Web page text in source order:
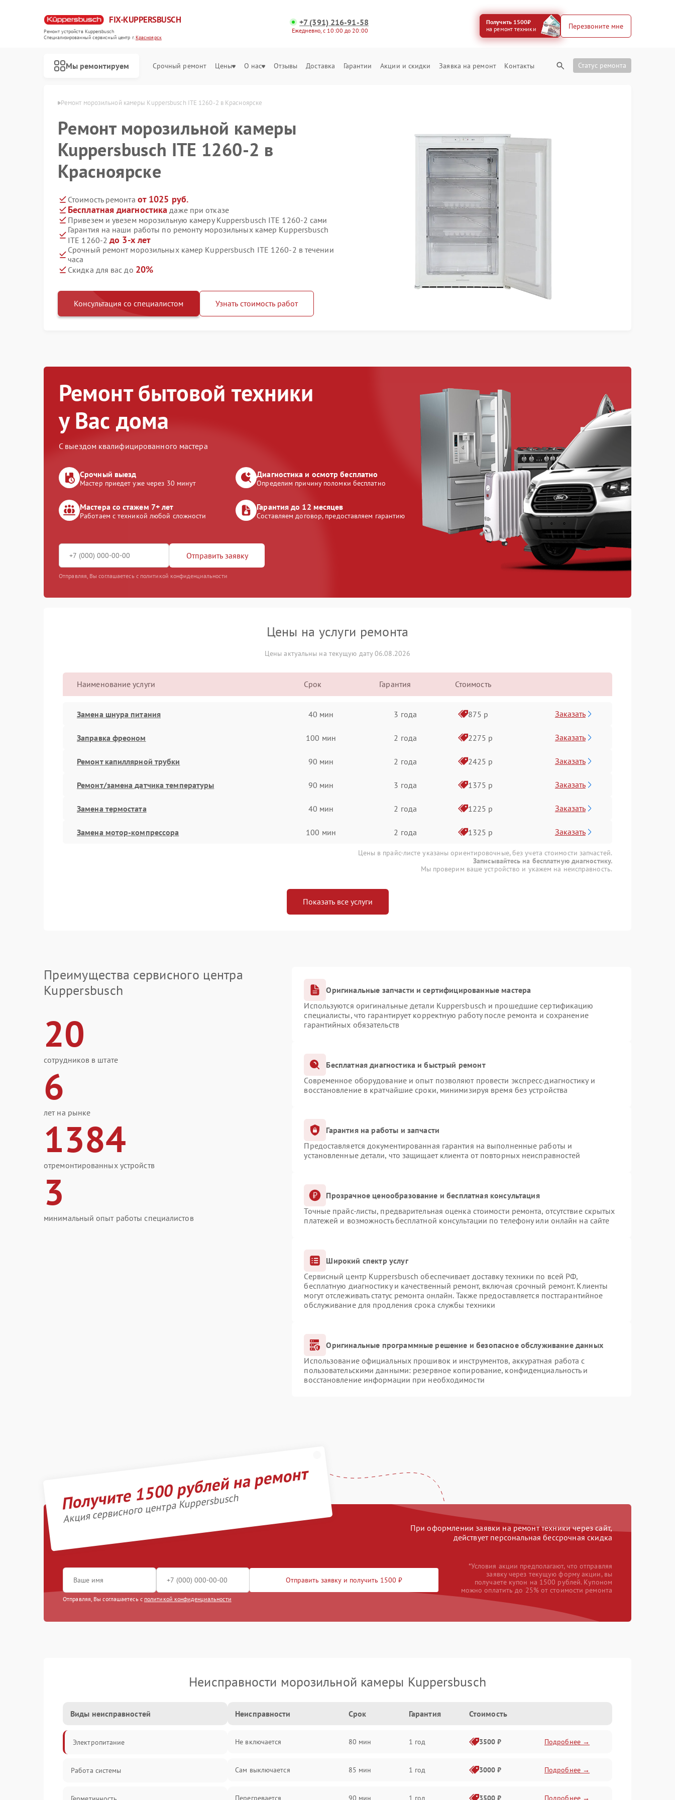
FIX-KUPPERSBUSCH
Ремонт устройств Kuppersbusch
Специализированный cервисный центр г.Красноярск
+7 (391) 216-91-58
Ежедневно, с 10:00 до 20:00
Получить 1500₽
на ремонт техники
Перезвоните мне
Мы ремонтируем Срочный ремонт Цены О нас Отзывы Доставка Гарантии Акции и скидки Заявка на ремонт Контакты Статус ремонта
Ремонт морозильной камеры Kuppersbusch ITE 1260-2 в Красноярске
Ремонт морозильной камеры
Kuppersbusch ITE 1260-2 в
Красноярске
Стоимость ремонта от 1025 руб.
Бесплатная диагностика даже при отказе
Привезем и увезем морозильную камеру Kuppersbusch ITE 1260-2 сами
Гарантия на наши работы по ремонту морозильных камер Kuppersbusch
ITE 1260-2до 3-х лет
Срочный ремонт морозильных камер Kuppersbusch ITE 1260-2 в течении
часа
Скидка для вас до 20%
Консультация со специалистом Узнать стоимость работ
Ремонт бытовой техники
у Вас дома
С выездом квалифицированного мастера
Срочный выезд
Мастер приедет уже через 30 минут
Диагностика и осмотр бесплатно
Определим причину поломки бесплатно
Мастера со стажем 7+ лет
Работаем с техникой любой сложности
Гарантия до 12 месяцев
Составляем договор, предоставляем гарантию
Отправить заявку
Отправляя, Вы соглашаетесь с политикой конфиденциальности
Цены на услуги ремонта
Цены актуальны на текущую дату 06.08.2026
Наименование услуги Срок Гарантия Стоимость
Замена шнура питания 40 мин 3 года 875 р Заказать
Заправка фреоном 100 мин 2 года 2275 р Заказать
Ремонт капиллярной трубки 90 мин 2 года 2425 р Заказать
Ремонт/замена датчика температуры 90 мин 3 года 1375 р Заказать
Замена термостата 40 мин 2 года 1225 р Заказать
Замена мотор-компрессора 100 мин 2 года 1325 р Заказать
Цены в прайс-листе указаны ориентировочные, без учета стоимости запчастей.
Записывайтесь на бесплатную диагностику.
Мы проверим ваше устройство и укажем на неисправность.
Показать все услуги
Преимущества сервисного центра
Kuppersbusch
20
сотрудников в штате
6
лет на рынке
1384
отремонтированных устройств
3
минимальный опыт работы специалистов
Оригинальные запчасти и сертифицированные мастера
Используются оригинальные детали Kuppersbusch и прошедшие сертификацию
специалисты, что гарантирует корректную работу после ремонта и сохранение
гарантийных обязательств
Бесплатная диагностика и быстрый ремонт
Современное оборудование и опыт позволяют провести экспресс-диагностику и
восстановление в кратчайшие сроки, минимизируя время без устройства
Гарантия на работы и запчасти
Предоставляется документированная гарантия на выполненные работы и
установленные детали, что защищает клиента от повторных неисправностей
Прозрачное ценообразование и бесплатная консультация
Точные прайс-листы, предварительная оценка стоимости ремонта, отсутствие скрытых
платежей и возможность бесплатной консультации по телефону или онлайн на сайте
Широкий спектр услуг
Сервисный центр Kuppersbusch обеспечивает доставку техники по всей РФ,
бесплатную диагностику и качественный ремонт, включая срочный ремонт. Клиенты
могут отслеживать статус ремонта онлайн. Также предоставляется постгарантийное
обслуживание для продления срока службы техники
Оригинальные программные решение и безопасное обслуживание данных
Использование официальных прошивок и инструментов, аккуратная работа с
пользовательскими данными: резервное копирование, конфиденциальность и
восстановление информации при необходимости
Получите 1500 рублей на ремонт
Акция сервисного центра Kuppersbusch
При оформлении заявки на ремонт техники через сайт,
действует персональная бессрочная скидка
Отправить заявку и получить 1500 ₽
Отправляя, Вы соглашаетесь с политикой конфиденциальности
*Условия акции предполагают, что отправляя
заявку через текущую форму акции, вы
получаете купон на 1500 рублей. Купоном
можно оплатить до 25% от стоимости ремонта
Неисправности морозильной камеры Kuppersbusch
Виды неисправностей
Электропитание
Работа системы
Неисправности Срок Гарантия Стоимость
Не включается 80 мин 1 год 3500 ₽ Подробнее →
Сам выключается 85 мин 1 год 3000 ₽ Подробнее →
Перегревается 90 мин 1 год 3500 ₽ Подробнее →